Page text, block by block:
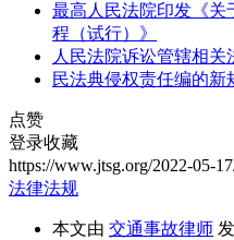
最高人民法院印发《关
程（试行）》
人民法院诉讼管辖相关
民法典侵权责任编的新
点赞
登录收藏
https://www.jtsg.org/2022-05-
法律法规
本文由 交通事故律师